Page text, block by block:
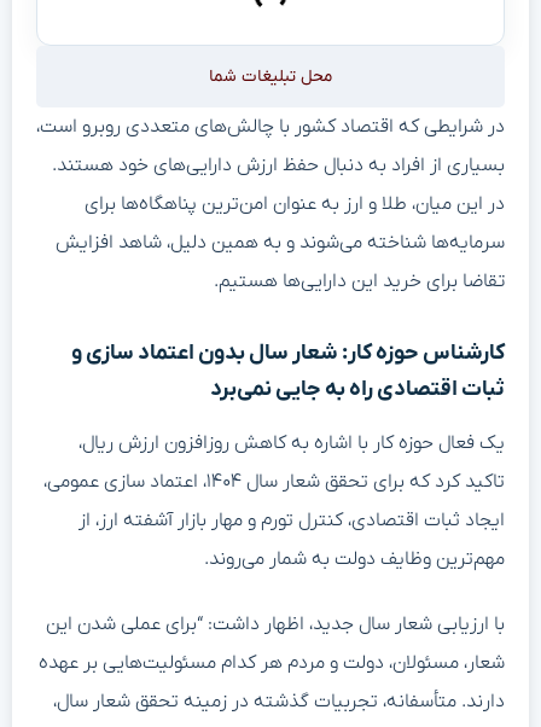
محل تبلیغات شما
در شرایطی که اقتصاد کشور با چالش‌های متعددی روبرو است،
بسیاری از افراد به دنبال حفظ ارزش دارایی‌های خود هستند.
در این میان، طلا و ارز به عنوان امن‌ترین پناهگاه‌ها برای
سرمایه‌ها شناخته می‌شوند و به همین دلیل، شاهد افزایش
تقاضا برای خرید این دارایی‌ها هستیم.
کارشناس حوزه کار: شعار سال بدون اعتماد سازی و
ثبات اقتصادی راه به جایی نمی‌برد
یک فعال حوزه کار با اشاره به کاهش روزافزون ارزش ریال،
تاکید کرد که برای تحقق شعار سال ۱۴۰۴، اعتماد سازی عمومی،
ایجاد ثبات اقتصادی، کنترل تورم و مهار بازار آشفته ارز، از
مهم‌ترین وظایف دولت به شمار می‌روند.
با ارزیابی شعار سال جدید، اظهار داشت: “برای عملی شدن این
شعار، مسئولان، دولت و مردم هر کدام مسئولیت‌هایی بر عهده
دارند. متأسفانه، تجربیات گذشته در زمینه تحقق شعار سال،